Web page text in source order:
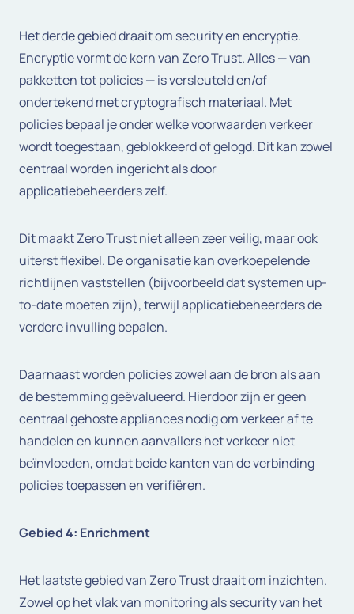
Het derde gebied draait om security en encryptie.
Encryptie vormt de kern van Zero Trust. Alles — van
pakketten tot policies — is versleuteld en/of
ondertekend met cryptografisch materiaal. Met
policies bepaal je onder welke voorwaarden verkeer
wordt toegestaan, geblokkeerd of gelogd. Dit kan zowel
centraal worden ingericht als door
applicatiebeheerders zelf.
Dit maakt Zero Trust niet alleen zeer veilig, maar ook
uiterst flexibel. De organisatie kan overkoepelende
richtlijnen vaststellen (bijvoorbeeld dat systemen up-
to-date moeten zijn), terwijl applicatiebeheerders de
verdere invulling bepalen.
Daarnaast worden policies zowel aan de bron als aan
de bestemming geëvalueerd. Hierdoor zijn er geen
centraal gehoste appliances nodig om verkeer af te
handelen en kunnen aanvallers het verkeer niet
beïnvloeden, omdat beide kanten van de verbinding
policies toepassen en verifiëren.
Gebied 4: Enrichment
Het laatste gebied van Zero Trust draait om inzichten.
Zowel op het vlak van monitoring als security van het